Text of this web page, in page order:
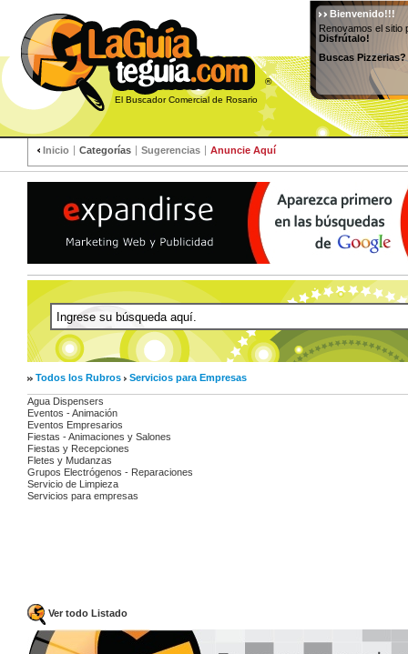
®
El Buscador Comercial de Rosario
Bienvenido!!!
Renovamos el sitio
Disfrútalo!
Buscas
Inicio Categorías Sugerencias Anuncie Aquí
Todos los Rubros Servicios para Empresas
Agua Dispensers
Eventos - Animación
Eventos Empresarios
Fiestas - Animaciones y Salones
Fiestas y Recepciones
Fletes y Mudanzas
Grupos Electrógenos - Reparaciones
Servicio de Limpieza
Servicios para empresas
Ver todo Listado